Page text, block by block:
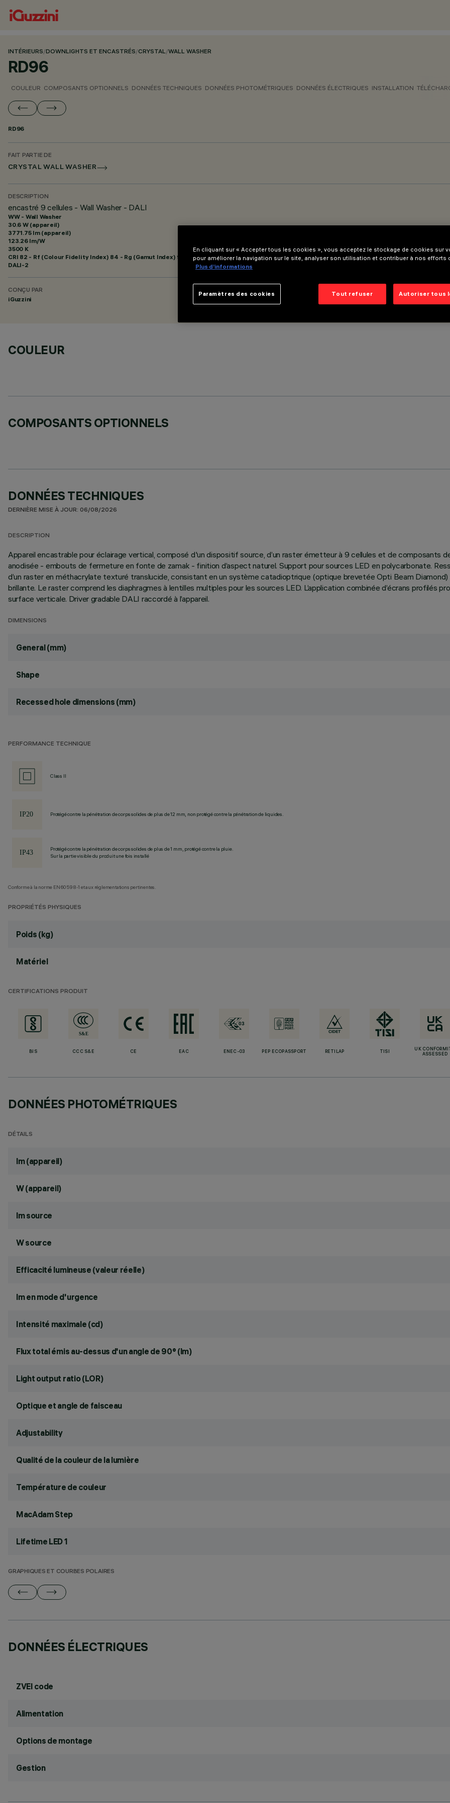
INTÉRIEURS/DOWNLIGHTS ET ENCASTRÉS/CRYSTAL/WALL WASHER
RD96
COULEUR COMPOSANTS OPTIONNELS DONNÉES TECHNIQUES DONNÉES PHOTOMÉTRIQUES DONNÉES ÉLECTRIQUES INSTALLATION
RD96
FAIT PARTIE DE
CRYSTAL WALL WASHER
DESCRIPTION
encastré 9 cellules - Wall Washer - DALI
WW - Wall Washer
30.6 W (appareil)
3771.75 lm (appareil)
123.26 lm/W
3500 K
CRI 82 - Rf (Colour Fidelity Index) 84 - Rg (Gamut Index) 94
DALI-2
CONÇU PAR
iGuzzini
COULEUR
COMPOSANTS OPTIONNELS
DONNÉES TECHNIQUES
DERNIÈRE MISE À JOUR: 06/08/2026
DESCRIPTION
Appareil encastrable pour éclairage vertical, composé d'un dispositif source, d’un raster émetteur à 9 cellules et de composants
anodisée - embouts de fermeture en fonte de zamak - finition d’aspect naturel. Support pour sources LED en polycarbonate.
d’un raster en méthacrylate texturé translucide, consistant en un système catadioptrique (optique brevetée Opti Beam
brillante. Le raster comprend les diaphragmes à lentilles multiples pour les sources LED. L’application combinée d’écrans profilés
surface verticale. Driver gradable DALI raccordé à l’appareil.
DIMENSIONS
General (mm)
Shape
Recessed hole dimensions (mm)
PERFORMANCE TECHNIQUE
Class II
Protégé contre la pénétration de corps solides de plus de 12 mm, non protégé contre la pénétration de liquides.
Protégé contre la pénétration de corps solides de plus de 1 mm, protégé contre la pluie.
Sur la partie visible du produit une fois installé
Conforme à la norme EN60598-1 et aux réglementations pertinentes.
PROPRIÉTÉS PHYSIQUES
Poids (kg)
Matériel
CERTIFICATIONS PRODUIT
BIS CCC S&E CE EAC ENEC-03 PEP ECOPASSPORT RETILAP TISI
UK
ASSESSED
DONNÉES PHOTOMÉTRIQUES
DÉTAILS
lm (appareil)
W (appareil)
lm source
W source
Efficacité lumineuse (valeur réelle)
lm en mode d'urgence
Intensité maximale (cd)
Flux total émis au-dessus d'un angle de 90° (lm)
Light output ratio (LOR)
Optique et angle de faisceau
Adjustability
Qualité de la couleur de la lumière
Température de couleur
MacAdam Step
Lifetime LED 1
GRAPHIQUES ET COURBES POLAIRES
DONNÉES ÉLECTRIQUES
ZVEI code
Alimentation
Options de montage
Gestion
En cliquant sur « Accepter tous les cookies », vous acceptez le stockage de cookies sur
pour améliorer la navigation sur le site, analyser son utilisation et contribuer à nos efforts
Plus d’informations
Tout refuser Autoriser tous
Paramètres des cookies